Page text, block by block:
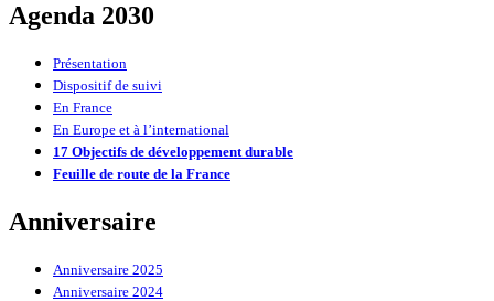
Agenda 2030
Présentation
Dispositif de suivi
En France
En Europe et à l’international
17 Objectifs de développement durable
Feuille de route de la France
Anniversaire
Anniversaire 2025
Anniversaire 2024